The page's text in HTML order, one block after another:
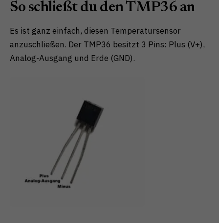
So schließt du den TMP36 an
Es ist ganz einfach, diesen Temperatursensor
anzuschließen. Der TMP36 besitzt 3 Pins: Plus (V+),
Analog-Ausgang und Erde (GND).